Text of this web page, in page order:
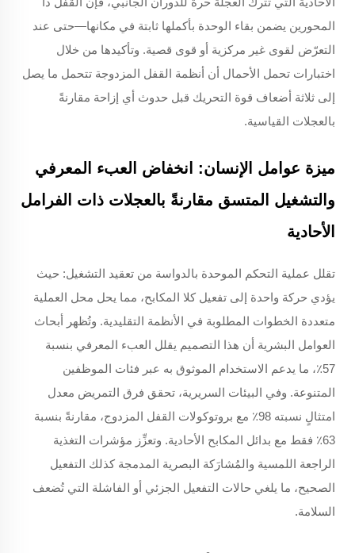
المحورين يضمن بقاء الوحدة بأكملها ثابتة في مكانها—حتى عند
التعرّض لقوى غير مركزية أو قوى قصية. وتأكيدها من خلال
اختبارات تحمل الأحمال أن أنظمة القفل المزدوجة تتحمل ما يصل
إلى ثلاثة أضعاف قوة التحريك قبل حدوث أي إزاحة مقارنةً
بالعجلات القياسية.
ميزة عوامل الإنسان: انخفاض العبء المعرفي
والتشغيل المتسق مقارنةً بالعجلات ذات الفرامل
الأحادية
تقلل عملية التحكم الموحدة بالدواسة من تعقيد التشغيل: حيث
يؤدي حركة واحدة إلى تفعيل كلا المكابح، مما يحل محل العملية
متعددة الخطوات المطلوبة في الأنظمة التقليدية. وتُظهر أبحاث
العوامل البشرية أن هذا التصميم يقلل العبء المعرفي بنسبة
57٪، ما يدعم الاستخدام الموثوق به عبر فئات الموظفين
المتنوعة. وفي البيئات السريرية، تحقق فرق التمريض معدل
امتثالٍ نسبته 98٪ مع بروتوكولات القفل المزدوج، مقارنةً بنسبة
63٪ فقط مع بدائل المكابح الأحادية. وتعزِّز مؤشرات التغذية
الراجعة اللمسية والمُشارَكة البصرية المدمجة كذلك التفعيل
الصحيح، ما يلغي حالات التفعيل الجزئي أو الفاشلة التي تُضعف
السلامة.